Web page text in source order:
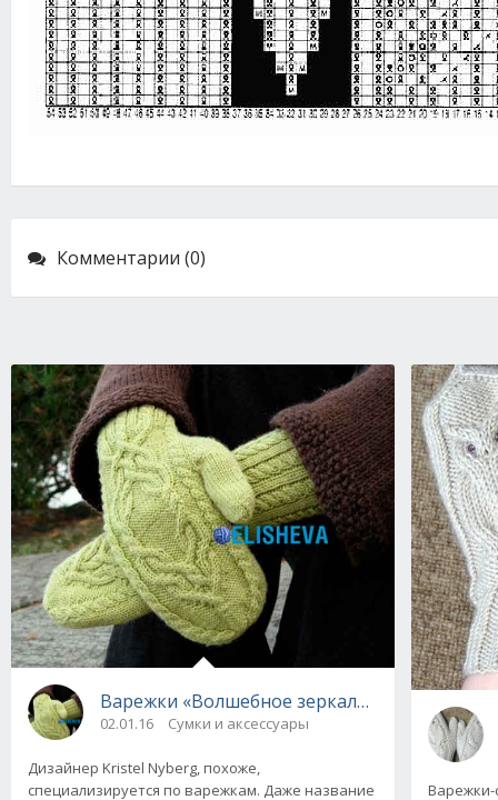
Комментарии (0)
Варежки «Волшебное зеркало» от Kristel
02.01.16 Сумки и аксессуары
Дизайнер Kristel Nyberg, похоже,
специализируется по варежкам. Даже название